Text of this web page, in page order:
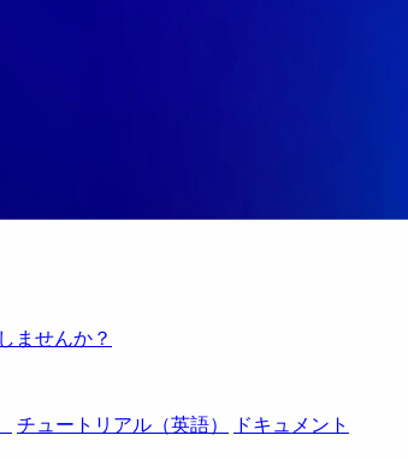
ませんか？
チュートリアル（英語）
ドキュメント